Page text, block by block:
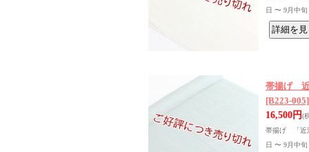
日 〜 9月中旬
帯揚げ 近
[B223-005]
16,500円(
帯揚げ 「近
日 〜 9月中旬